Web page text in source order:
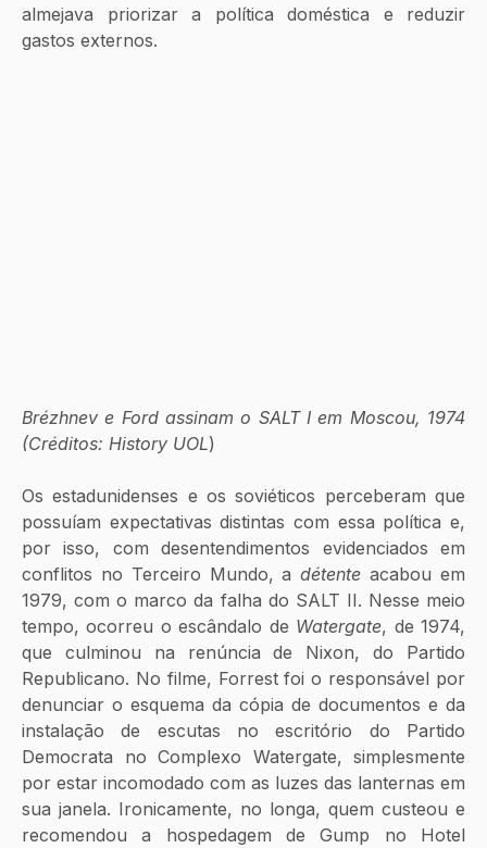
almejava priorizar a política doméstica e reduzir
gastos externos.
Brézhnev e Ford assinam o SALT I em Moscou, 1974
(Créditos: History UOL)
Os estadunidenses e os soviéticos perceberam que
possuíam expectativas distintas com essa política e,
por isso, com desentendimentos evidenciados em
conflitos no Terceiro Mundo, a détente acabou em
1979, com o marco da falha do SALT II. Nesse meio
tempo, ocorreu o escândalo de Watergate, de 1974,
que culminou na renúncia de Nixon, do Partido
Republicano. No filme, Forrest foi o responsável por
denunciar o esquema da cópia de documentos e da
instalação de escutas no escritório do Partido
Democrata no Complexo Watergate, simplesmente
por estar incomodado com as luzes das lanternas em
sua janela. Ironicamente, no longa, quem custeou e
recomendou a hospedagem de Gump no Hotel